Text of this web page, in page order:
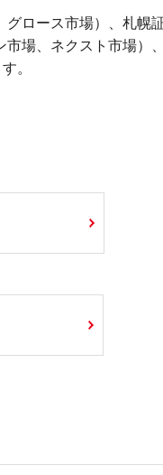
ロース市場）、札幌
場、ネクスト市場）
。